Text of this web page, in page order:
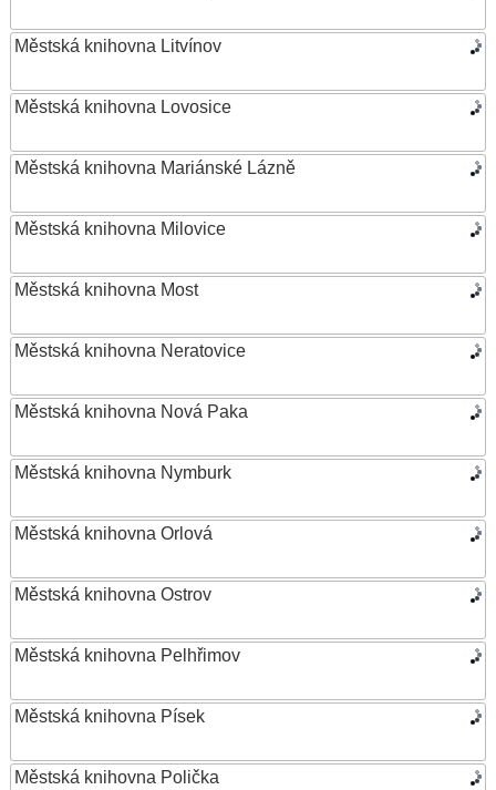
Městská knihovna Litvínov
Městská knihovna Lovosice
Městská knihovna Mariánské Lázně
Městská knihovna Milovice
Městská knihovna Most
Městská knihovna Neratovice
Městská knihovna Nová Paka
Městská knihovna Nymburk
Městská knihovna Orlová
Městská knihovna Ostrov
Městská knihovna Pelhřimov
Městská knihovna Písek
Městská knihovna Polička